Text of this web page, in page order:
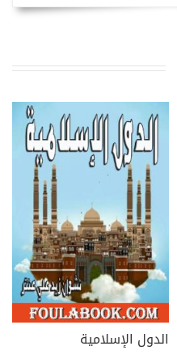
الدول الإسلامية